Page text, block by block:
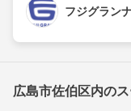
フジグラン
広島市佐伯区内の